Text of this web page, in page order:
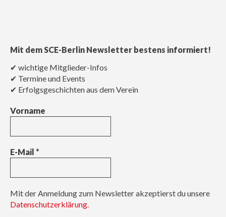
Mit dem SCE-Berlin Newsletter bestens informiert!
✔ wichtige Mitglieder-Infos
✔ Termine und Events
✔ Erfolgsgeschichten aus dem Verein
Vorname
E-Mail *
Mit der Anmeldung zum Newsletter akzeptierst du unsere
Datenschutzerklärung.